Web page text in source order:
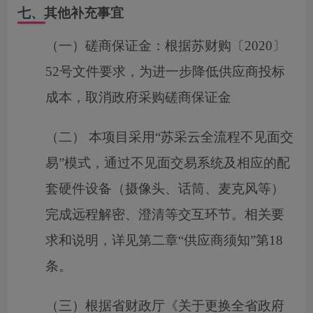
七、其他补充事宜
（一） 磋商保证金： 根据苏财购〔 2020〕
52号文件要求，为进一步降低供应商投标
成本，取消政府采购磋商保证金
（ 二 ） 本项目采用“苏采云全流程不见面交
易”模式，通过不见面交易系统及相应的配
套硬件设备（摄像头、话筒、麦克风等）
完成远程解密、澄清等交互环节。相关要
求和说明 ， 详见第二章“供应商须知”第18
条。
（三 ） 根据省财政厅《关于更换全省政府